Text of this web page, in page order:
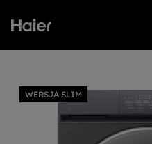
WERSJA SLIM